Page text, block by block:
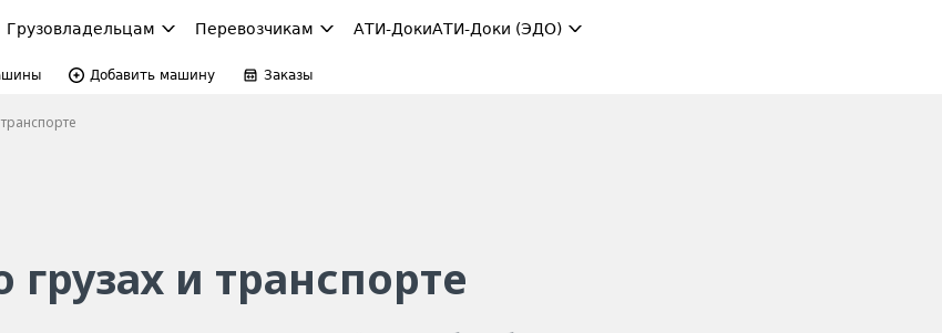
Грузовладельцам Перевозчикам АТИ-ДокиАТИ-Доки (ЭДО)
Добавить машину Заказы
и транспорте